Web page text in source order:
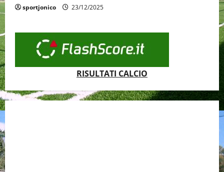
sportjonico 23/12/2025
RISULTATI CALCIO